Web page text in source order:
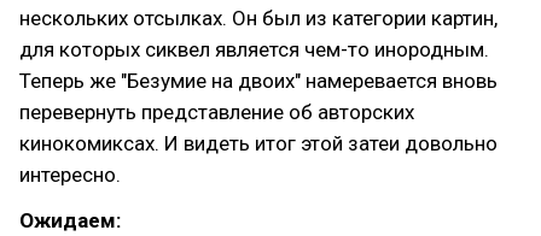
нескольких отсылках. Он был из категории картин,
для которых сиквел является чем-то инородным.
Теперь же "Безумие на двоих" намеревается вновь
перевернуть представление об авторских
кинокомиксах. И видеть итог этой затеи довольно
интересно.
Ожидаем: